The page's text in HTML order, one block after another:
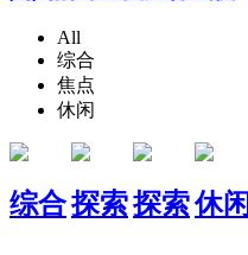
All
综合
焦点
休闲
综合探索探索休闲